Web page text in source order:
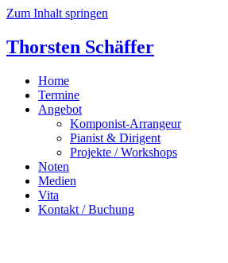
Zum Inhalt springen
Thorsten Schäffer
Home
Termine
Angebot
Komponist-Arrangeur
Pianist & Dirigent
Projekte / Workshops
Noten
Medien
Vita
Kontakt / Buchung